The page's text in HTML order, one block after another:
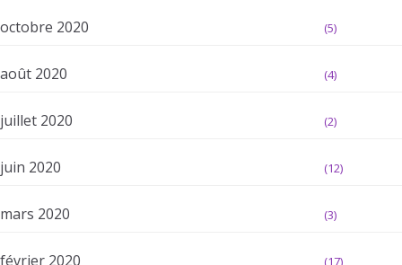
octobre 2020 (5)
août 2020 (4)
juillet 2020 (2)
juin 2020 (12)
mars 2020 (3)
février 2020 (17)